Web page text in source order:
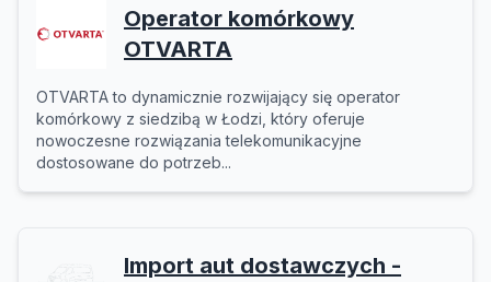
Operator komórkowy
OTVARTA
OTVARTA to dynamicznie rozwijający się operator
komórkowy z siedzibą w Łodzi, który oferuje
nowoczesne rozwiązania telekomunikacyjne
dostosowane do potrzeb...
Import aut dostawczych -